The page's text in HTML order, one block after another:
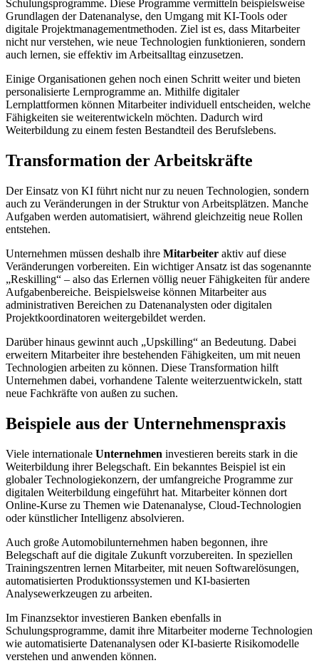
Schulungsprogramme. Diese Programme vermitteln beispielsweise
Grundlagen der Datenanalyse, den Umgang mit KI-Tools oder
digitale Projektmanagementmethoden. Ziel ist es, dass Mitarbeiter
nicht nur verstehen, wie neue Technologien funktionieren, sondern
auch lernen, sie effektiv im Arbeitsalltag einzusetzen.
Einige Organisationen gehen noch einen Schritt weiter und bieten
personalisierte Lernprogramme an. Mithilfe digitaler
Lernplattformen können Mitarbeiter individuell entscheiden, welche
Fähigkeiten sie weiterentwickeln möchten. Dadurch wird
Weiterbildung zu einem festen Bestandteil des Berufslebens.
Transformation der Arbeitskräfte
Der Einsatz von KI führt nicht nur zu neuen Technologien, sondern
auch zu Veränderungen in der Struktur von Arbeitsplätzen. Manche
Aufgaben werden automatisiert, während gleichzeitig neue Rollen
entstehen.
Unternehmen müssen deshalb ihre Mitarbeiter aktiv auf diese
Veränderungen vorbereiten. Ein wichtiger Ansatz ist das sogenannte
„Reskilling“ – also das Erlernen völlig neuer Fähigkeiten für andere
Aufgabenbereiche. Beispielsweise können Mitarbeiter aus
administrativen Bereichen zu Datenanalysten oder digitalen
Projektkoordinatoren weitergebildet werden.
Darüber hinaus gewinnt auch „Upskilling“ an Bedeutung. Dabei
erweitern Mitarbeiter ihre bestehenden Fähigkeiten, um mit neuen
Technologien arbeiten zu können. Diese Transformation hilft
Unternehmen dabei, vorhandene Talente weiterzuentwickeln, statt
neue Fachkräfte von außen zu suchen.
Beispiele aus der Unternehmenspraxis
Viele internationale Unternehmen investieren bereits stark in die
Weiterbildung ihrer Belegschaft. Ein bekanntes Beispiel ist ein
globaler Technologiekonzern, der umfangreiche Programme zur
digitalen Weiterbildung eingeführt hat. Mitarbeiter können dort
Online-Kurse zu Themen wie Datenanalyse, Cloud-Technologien
oder künstlicher Intelligenz absolvieren.
Auch große Automobilunternehmen haben begonnen, ihre
Belegschaft auf die digitale Zukunft vorzubereiten. In speziellen
Trainingszentren lernen Mitarbeiter, mit neuen Softwarelösungen,
automatisierten Produktionssystemen und KI-basierten
Analysewerkzeugen zu arbeiten.
Im Finanzsektor investieren Banken ebenfalls in
Schulungsprogramme, damit ihre Mitarbeiter moderne Technologien
wie automatisierte Datenanalysen oder KI-basierte Risikomodelle
verstehen und anwenden können.